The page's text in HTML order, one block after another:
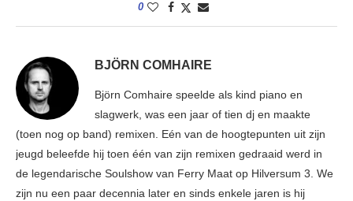
0
BJÖRN COMHAIRE
Björn Comhaire speelde als kind piano en
slagwerk, was een jaar of tien dj en maakte
(toen nog op band) remixen. Eén van de hoogtepunten uit zijn
jeugd beleefde hij toen één van zijn remixen gedraaid werd in
de legendarische Soulshow van Ferry Maat op Hilversum 3. We
zijn nu een paar decennia later en sinds enkele jaren is hij